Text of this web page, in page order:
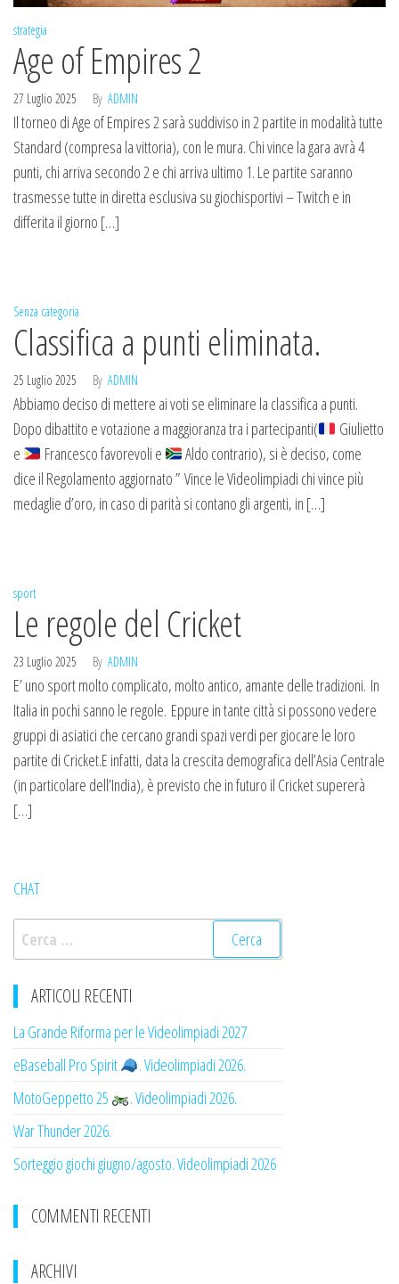
strategia
Age of Empires 2
27 Luglio 2025 By ADMIN
Il torneo di Age of Empires 2 sarà suddiviso in 2 partite in modalità tutte
Standard (compresa la vittoria), con le mura. Chi vince la gara avrà 4
punti, chi arriva secondo 2 e chi arriva ultimo 1. Le partite saranno
trasmesse tutte in diretta esclusiva su giochisportivi – Twitch e in
differita il giorno […]
Senza categoria
Classifica a punti eliminata.
25 Luglio 2025 By ADMIN
Abbiamo deciso di mettere ai voti se eliminare la classifica a punti.
Dopo dibattito e votazione a maggioranza tra i partecipanti(
Giulietto
e
Francesco favorevoli e
Aldo contrario), si è deciso, come
dice il Regolamento aggiornato ” Vince le Videolimpiadi chi vince più
medaglie d’oro, in caso di parità si contano gli argenti, in […]
sport
Le regole del Cricket
23 Luglio 2025 By ADMIN
E’ uno sport molto complicato, molto antico, amante delle tradizioni. In
Italia in pochi sanno le regole. Eppure in tante città si possono vedere
gruppi di asiatici che cercano grandi spazi verdi per giocare le loro
partite di Cricket.E infatti, data la crescita demografica dell’Asia Centrale
(in particolare dell’India), è previsto che in futuro il Cricket supererà
[…]
CHAT
Ricerca
per:
ARTICOLI RECENTI
La Grande Riforma per le Videolimpiadi 2027
eBaseball Pro Spirit
. Videolimpiadi 2026.
MotoGeppetto 25
. Videolimpiadi 2026.
War Thunder 2026.
Sorteggio giochi giugno/agosto. Videolimpiadi 2026
COMMENTI RECENTI
ARCHIVI